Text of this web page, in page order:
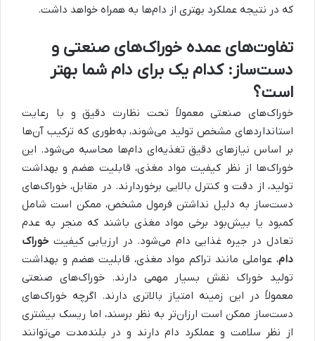
که در نتیجه عملکرد بهتری از دام‌ها به همراه خواهد داشت.
تفاوت‌های عمده خوراک‌های صنعتی و
دست‌ساز: کدام یک برای دام شما بهتر
است؟
خوراک‌های صنعتی معمولاً تحت نظارت دقیق و با رعایت
استانداردهای مشخص تولید می‌شوند، به‌طوری که ترکیب آن‌ها
بر اساس نیازهای دقیق تغذیه‌ای دام‌ها محاسبه می‌شود. این
خوراک‌ها از نظر کیفیت مواد مغذی، قابلیت هضم و بهداشت
تولید، از دقت و کنترل بالایی برخوردارند. در مقابل، خوراک‌های
دست‌ساز به دلیل نداشتن فرمول مشخص، ممکن است شامل
کمبود یا بیش‌بود برخی مواد مغذی باشند که منجر به عدم
تعادل در جیره غذایی دام می‌شود. در ارزیابی کیفیت خوراک
دام، عواملی مانند تراکم مواد مغذی، قابلیت هضم و بهداشت
تولید خوراک نقش بسیار مهمی دارند. خوراک‌های صنعتی
معمولاً در این زمینه امتیاز بالاتری دارند. اگرچه خوراک‌های
دست‌ساز ممکن است ارزان‌تر به نظر برسند، اما ریسک بیشتری
از نظر سلامت و عملکرد دام دارند و در بلندمدت می‌توانند